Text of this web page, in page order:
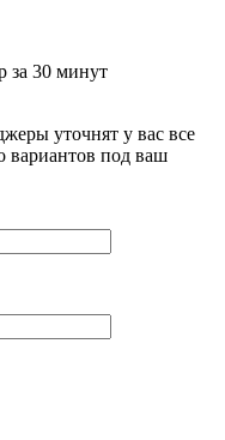
за 30 минут
уточнят у вас все
вариантов под ваш